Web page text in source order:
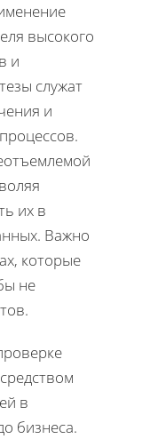
высокого
и
служат
и
их в
Важно
которые
не
в
бизнеса.